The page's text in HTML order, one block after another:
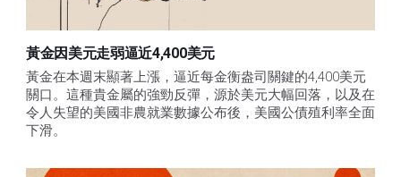
黃金因美元走弱逼近4,400美元
黃金在本週末顯著上漲，逼近每金衡盎司關鍵的4,400美元
關口。這種貴金屬的強勁反彈，源於美元大幅回落，以及在
令人失望的美國非農就業數據公布後，美國公債殖利率全面
下滑。